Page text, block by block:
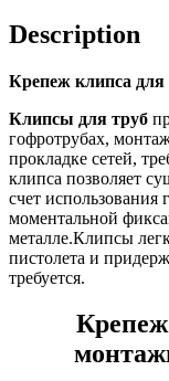
Description
Крепеж клипса для
Клипсы для труб
гофротрубах,
прокладке сетей,
клипса позволяет
счет использования
моментальной
металле.Клипсы
пистолета и
требуется.
Крепеж